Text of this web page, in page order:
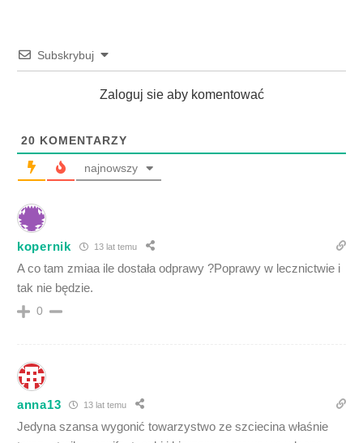
Subskrybuj
Zaloguj sie aby komentować
20 KOMENTARZY
najnowszy
kopernik 13 lat temu
A co tam zmiaa ile dostała odprawy ?Poprawy w lecznictwie i
tak nie będzie.
0
anna13 13 lat temu
Jedyna szansa wygonić towarzystwo ze szciecina właśnie